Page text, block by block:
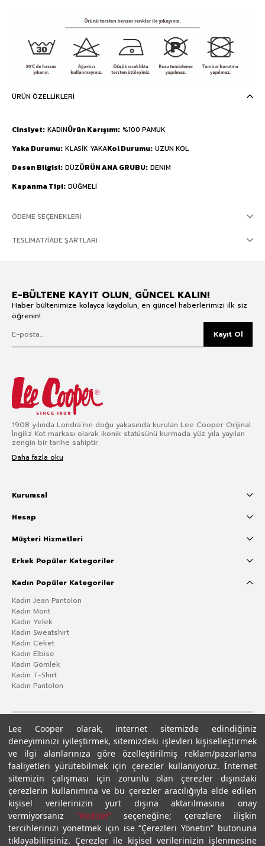
Lee Cooper olarak, internet sitemizde edindiğiniz
deneyiminizi iyileştirmek, sitemizdeki işlevleri kişiselleştirmek
ve ilgi alanlarınıza göre özelleştirilmiş reklam/pazarlama
faaliyetleri yürütebilmek için çerezler kullanıyoruz. İnternet
sitemizin çalışması için zorunlu olan çerezler dışındaki
çerezlerin kullanımına ve bu çerezler aracılığıyla elde edilen
kişisel verilerinizin yurt dışına aktarılmasına onay
vermiyorsanız “Reddet”seçeneğine; çerezlere ilişkin
tercihlerinizi yönetmek için ise “Çerezleri Yönetin” butonuna
tıklayabilirsiniz. Çerezler ile kişisel verilerinizin işlenmesine
ÜRÜN ÖZELLIKLERI
Cinsiyet KADINÜrün Karışımı %100 PAMUK
Yaka Durumu KLASİK YAKAKol Durumu UZUN KOL
Desen Bilgisi DÜZÜRÜN ANA GRUBU DENIM
Kapanma Tipi DÜĞMELİ
ÖDEME SEÇENEKLERI
TESLIMAT/İADE ŞARTLARI
E-BÜLTENE KAYIT OLUN, GÜNCEL KALIN!
Haber bültenimize kolayca kaydolun, en güncel haberlerimizi ilk siz
öğrenin!
Kayıt Ol
1908 yılında Londra’nın doğu yakasında kurulan Lee Cooper Orijinal
İngiliz Kot markası olarak ikonik statüsünü kurmada yüz yıla yayılan
zengin bir tarihe sahiptir.
Daha fazla oku
Kurumsal
Hesap
Müşteri Hizmetleri
Erkek Popüler Kategoriler
Kadın Popüler Kategoriler
Kadın Jean Pantolon
Kadın Mont
Kadın Yelek
Kadın Sweatshirt
Kadın Ceket
Kadın Elbise
Kadın Gömlek
Kadın T-Shirt
Kadın Pantolon
Gizlilik PolitikasıÇerez Politikası KVKK Aydınlatma MetniŞartlar ve Koşullar
© 2026 Leecooper - Tüm Hakları Saklıdır.